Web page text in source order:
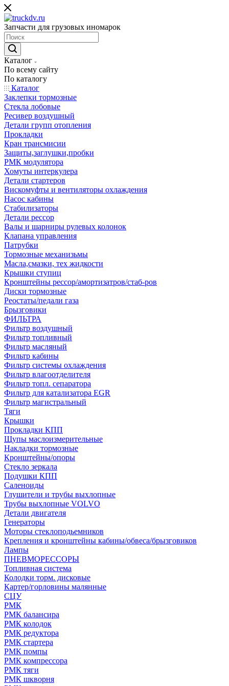
Запчасти для грузовых иномарок
Каталог
По всему сайту
По каталогу
Каталог
Заклепки тормозные
Стекла лобовые
Ресивер воздушный
Детали групп отопления
Прокладки
Кран трансмисии
Защиты,заглушки,пробки
РМК модулятора
Хомуты интеркулера
Детали стартеров
Вискомуфты и вентиляторы охлаждения
Насос кабины
Стабилизаторы
Детали рессор
Валы и шарниры рулевых колонок
Клапана управления
Патрубки
Тормозные механизьмы
Масла,смазки, тех жидкости
Крышки ступиц
Кронштейны рессор/амортизатров/стаб-ров
Диски тормозные
Реостаты/педали газа
Брызговики
ФИЛЬТРА
Фильтр воздушный
Фильтр топливный
Фильтр масляный
Фильтр кабины
Фильтр системы охлаждения
Фильтр влагоотделителя
Фильтр топл. сепаратора
Фильтр для катализатора EGR
Фильтр магистральный
Тяги
Крышки
Прокладки КПП
Щупы маслоизмерительные
Накладки тормозные
Кронштейны/опоры
Стекло зеркала
Подушки КПП
Саленоиды
Глушители и трубы выхлопные
Трубы выхлопные VOLVO
Детали двигателя
Генераторы
Моторы стеклоподьемников
Крепления и кронштейны кабины/обвеса/брызговиков
Лампы
ПНЕВМОРЕССОРЫ
Топливная система
Колодки торм. дисковые
Картер/горловины малянные
СЦУ
РМК
РМК балансира
РМК колодок
РМК редуктора
РМК стартера
РМК помпы
РМК компрессора
РМК тяги
РМК шкворня